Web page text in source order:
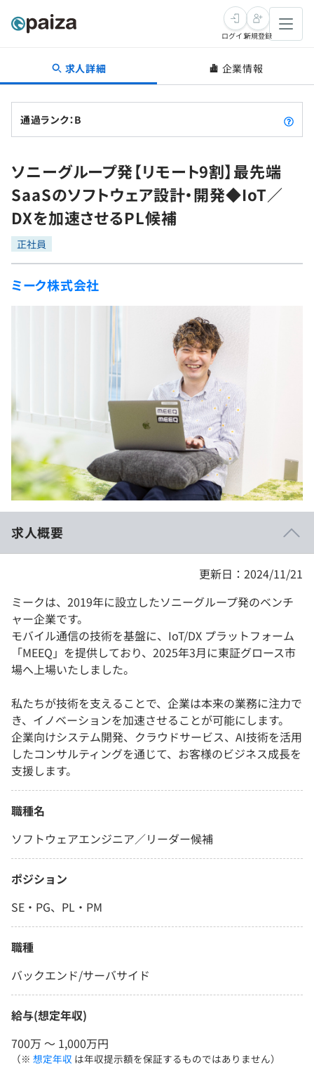
転職・キャリア
転職成功ガイド
転職エージェント
インタビュー
転職成功ガイド
新卒就活
求人検索
本選考
インターン
新卒エージェント
学習
問題集
4択課題
法人向けプラン
学校向けプラン
契約内容・クーポン
プログラミング言語
ゲーム・マンガ
Tech Team Journal
paizaとは？
ログイン新規登録
求人詳細 企業情報
通過ランク：B
ソニーグループ発【リモート9割】最先端
SaaSのソフトウェア設計・開発◆IoT／
DXを加速させるPL候補
正社員
ミーク株式会社
求人概要
更新日：2024/11/21
ミークは、2019年に設立したソニーグループ発のベンチ
ャー企業です。
モバイル通信の技術を基盤に、IoT/DX プラットフォーム
「MEEQ」を提供しており、2025年3月に東証グロース市
場へ上場いたしました。
私たちが技術を支えることで、企業は本来の業務に注力で
き、イノベーションを加速させることが可能にします。
企業向けシステム開発、クラウドサービス、AI技術を活用
したコンサルティングを通じて、お客様のビジネス成長を
支援します。
職種名
ソフトウェアエンジニア／リーダー候補
ポジション
SE・PG、PL・PM
職種
バックエンド/サーバサイド
給与(想定年収)
700万 〜 1,000万円
（※ 想定年収 は年収提示額を保証するものではありません）